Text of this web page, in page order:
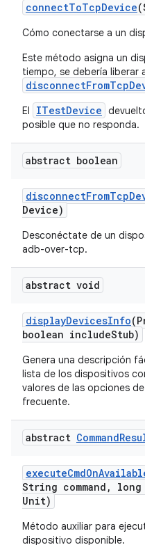
connectToTcpDevice
Cómo conectarse a un
Este método asigna un
tiempo, se debería liberar
El
ITestDevice
posible que no responda.
abstract boolean
disconnectFromTcp
Device)
Desconéctate de un
adb-over-tcp.
abstract void
displayDevicesInfo
boolean includeStub)
Genera una descripción
lista de los dispositivos
valores de las opciones de
frecuente.
abstract Command
executeCmdOn
String command , long
Unit)
Método auxiliar para
dispositivo disponible.